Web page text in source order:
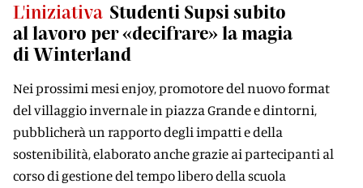
L'iniziativa Studenti Supsi subito
al lavoro per «decifrare» la magia
di Winterland
Nei prossimi mesi enjoy, promotore del nuovo format
del villaggio invernale in piazza Grande e dintorni,
pubblicherà un rapporto degli impatti e della
sostenibilità, elaborato anche grazie ai partecipanti al
corso di gestione del tempo libero della scuola